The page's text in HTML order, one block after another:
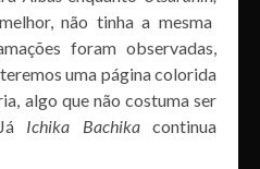
não tinha a mesma
foram observadas,
uma página colorida
algo que não costuma ser
Ichika Bachikacontinua